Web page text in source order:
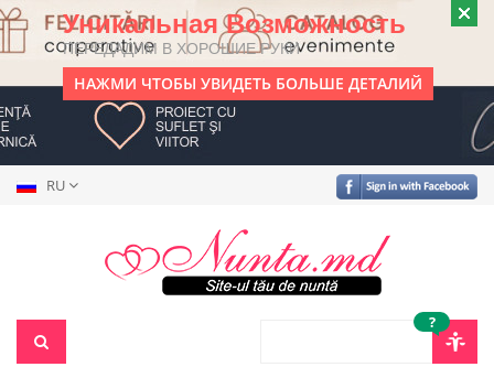
Уникальная Возможность
ПЕРЕДАДИМ В ХОРОШИЕ РУКИ
НАЖМИ ЧТОБЫ УВИДЕТЬ БОЛЬШЕ ДЕТАЛИЙ
RU
?